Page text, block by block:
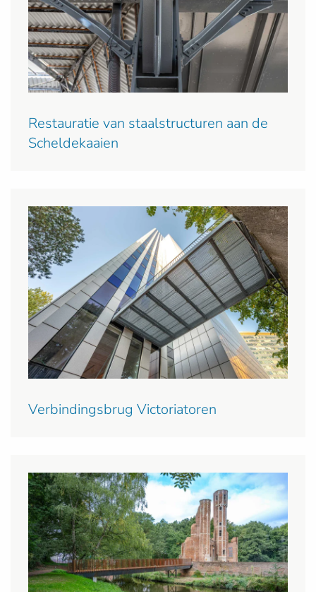
Restauratie van staalstructuren aan de
Scheldekaaien
Verbindingsbrug Victoriatoren